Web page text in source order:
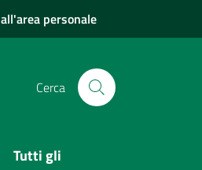
personale
Cerca
Tutti gli